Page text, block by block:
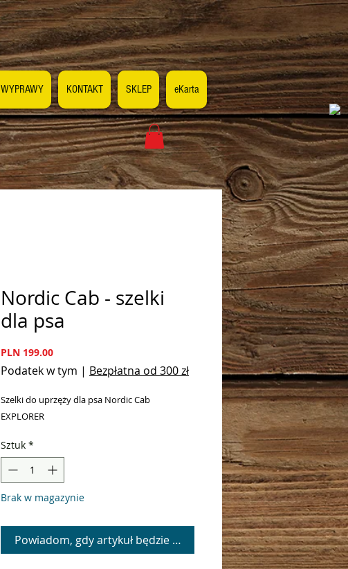
WYPRAWY KONTAKT SKLEP eKarta
Nordic Cab - szelki
dla psa
PLN 199.00Cena
Podatek w tym | Bezpłatna od 300 zł
Szelki do uprzęży dla psa Nordic Cab
EXPLORER
Sztuk *
Brak w magazynie
Powiadom, gdy artykuł będzie dostępny